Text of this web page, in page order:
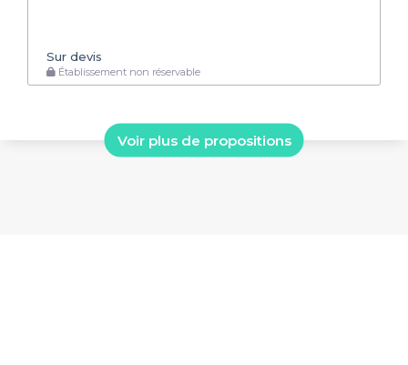
Sur devis
Établissement non réservable
Voir plus de propositions